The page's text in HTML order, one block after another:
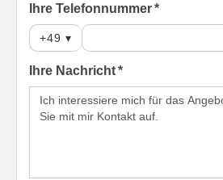
Ihre Telefonnummer *
+49 ▾
Ihre Nachricht *